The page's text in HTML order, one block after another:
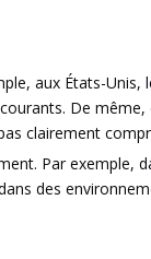
aux États-Unis,
De même,
clairement
Par exemple,
des